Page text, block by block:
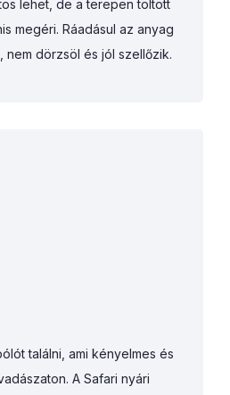
lehet, de a terepen töltött
megéri. Ráadásul az anyag
nem dörzsöl és jól szellőzik.
találni, ami kényelmes és
A Safari nyári